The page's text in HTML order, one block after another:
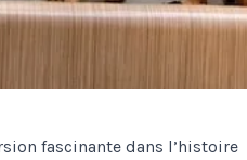
fascinante dans l’histoire